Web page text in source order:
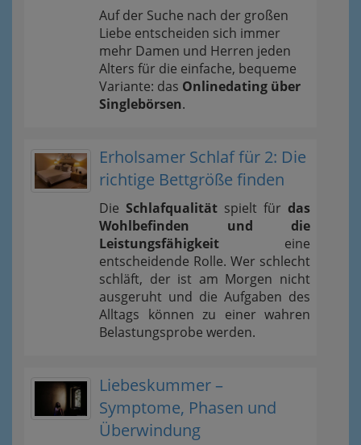
Auf der Suche nach der großen
Liebe entscheiden sich immer
mehr Damen und Herren jeden
Alters für die einfache, bequeme
Variante: das Onlinedating über
Singlebörsen.
Erholsamer Schlaf für 2: Die
richtige Bettgröße finden
Die Schlafqualität spielt für das
Wohlbefinden und die
Leistungsfähigkeit eine
entscheidende Rolle. Wer schlecht
schläft, der ist am Morgen nicht
ausgeruht und die Aufgaben des
Alltags können zu einer wahren
Belastungsprobe werden.
Liebeskummer –
Symptome, Phasen und
Überwindung